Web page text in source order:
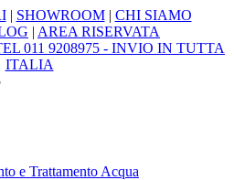
| SHOWROOM| CHI SIAMO
| AREA RISERVATA
e Trattamento Acqua